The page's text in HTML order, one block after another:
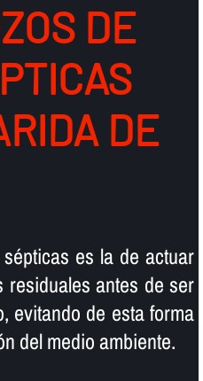
DE
DE
es la de actuar
antes de ser
evitando de esta forma
del medio ambiente.